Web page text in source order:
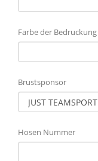
Farbe der Bedruckung
Brustsponsor
Hosen Nummer